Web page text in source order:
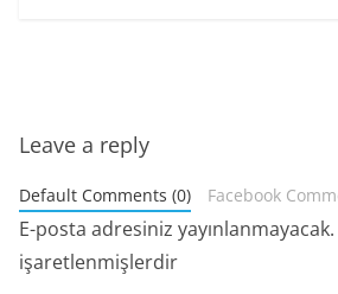
Leave a reply
Default Comments (0) Facebook
E-posta adresiniz yayınlanmayacak.
işaretlenmişlerdir